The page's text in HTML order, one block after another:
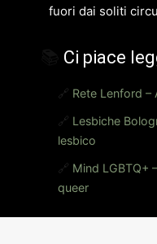
fuori dai soliti
Ci piace
🔗 Rete Lenford –
🔗 Lesbiche
lesbico
🔗 Mind LGBTQ+
queer